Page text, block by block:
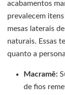
acabamentos
prevalecem
mesas laterais
naturais. Essas
quanto a
Macramê:
de fios